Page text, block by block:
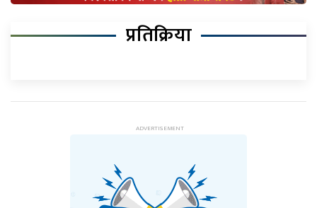
प्रतिक्रिया